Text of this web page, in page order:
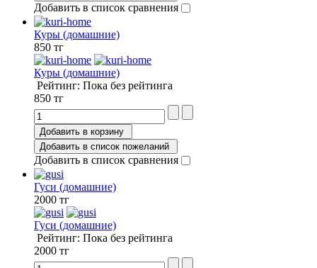
Добавить в список сравнения
Куры (домашние)
850 тг
Куры (домашние)
Рейтинг: Пока без рейтинга
850 тг
Добавить в корзину
Добавить в список пожеланий
Добавить в список сравнения
Гуси (домашние)
2000 тг
Гуси (домашние)
Рейтинг: Пока без рейтинга
2000 тг